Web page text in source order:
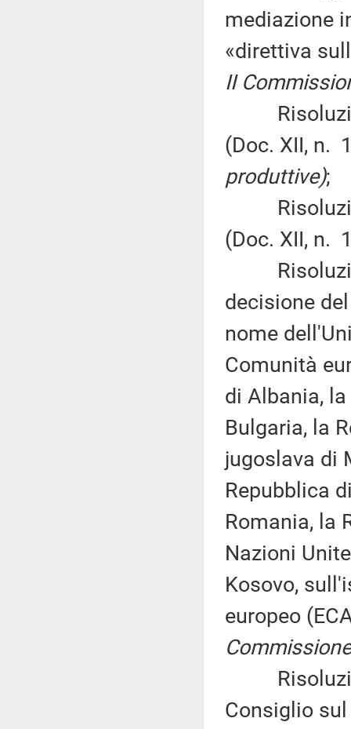
mediazione
«direttiva
II
(Doc. XII, n.
produttive);
(Doc. XII, n.
decisione
nome
Comunità
di Albania,
Bulgaria, la
jugoslava di
Repubblica
Romania, la
Nazioni
Kosovo,
europeo
Consiglio